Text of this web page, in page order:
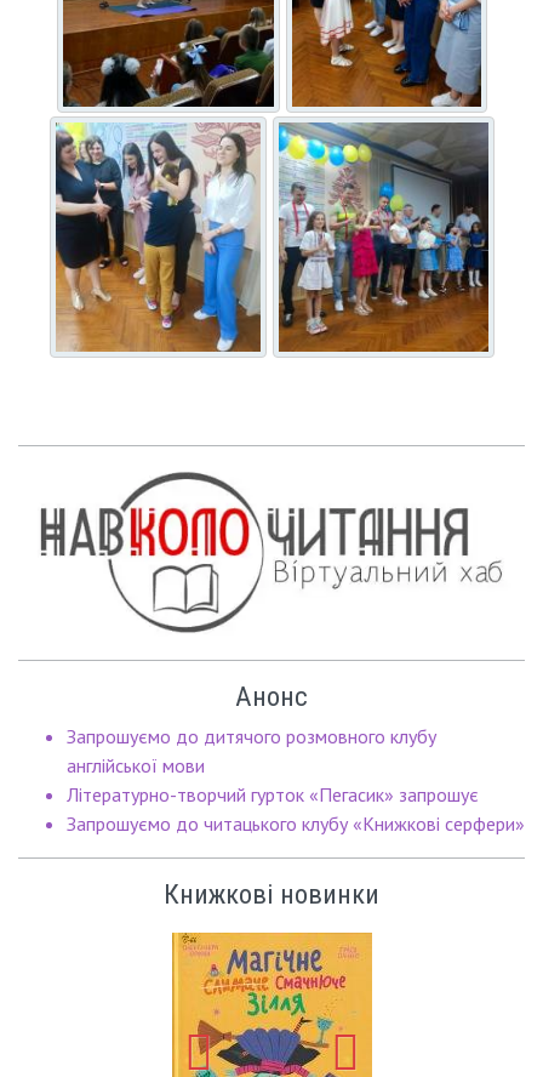
Анонс
Запрошуємо до дитячого розмовного клубу
англійської мови
Літературно-творчий гурток «Пегасик» запрошує
Запрошуємо до читацького клубу «Книжкові серфери»
Книжкові новинки